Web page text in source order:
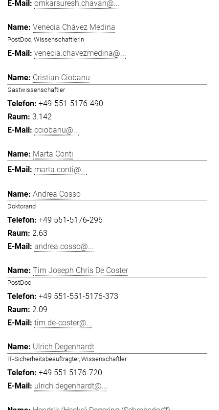
omkarsuresh.chavan@...
Venecia Chávez Medina
PostDoc, Wissenschaftlerin
venecia.chavezmedina@...
Cristian Ciobanu
Gastwissenschaftler
+49-551-5176-490
3.142
cciobanu@...
Marta Conti
marta.conti@...
Andrea Cosso
Doktorand
+49 551-5176-296
2.63
andrea.cosso@...
Tim Joseph Chris De Coster
PostDoc
+49 551-551-5176-373
2.09
tim.de-coster@...
Ulrich Degenhardt
IT-Sicherheitsbeauftragter, Wissenschaftler
+49 551 5176-720
ulrich.degenhardt@...